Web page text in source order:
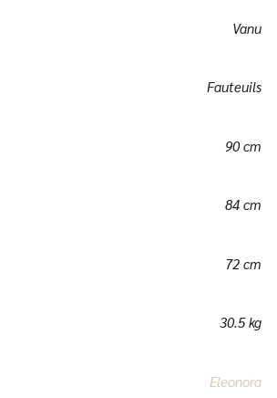
Vanu
Fauteuils
90 cm
84 cm
72 cm
30.5 kg
Eleonora